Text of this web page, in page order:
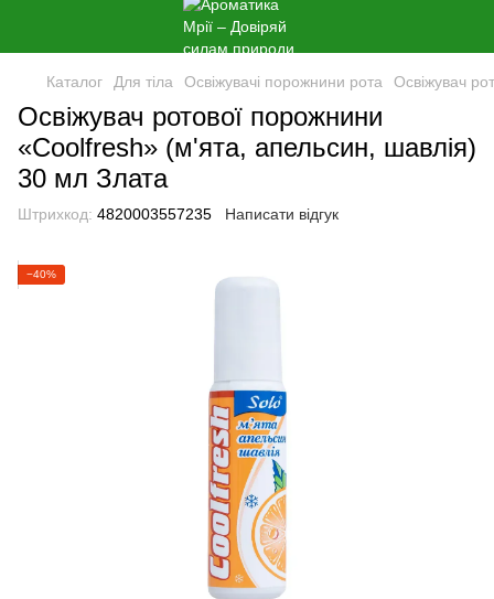
Каталог Для тіла Освіжувачі порожнини рота Освіжувач
Освіжувач ротової порожнини
«Coolfresh» (м'ята, апельсин, шавлія)
30 мл Злата
Штрихкод: 4820003557235 Написати відгук
−40%